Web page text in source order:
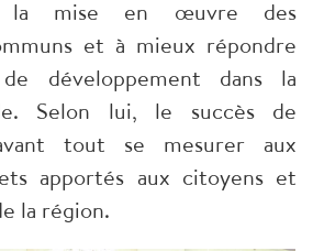
la mise en œuvre des
et à mieux répondre
développement dans la
Selon lui, le succès de
tout se mesurer aux
apportés aux citoyens et
la région.